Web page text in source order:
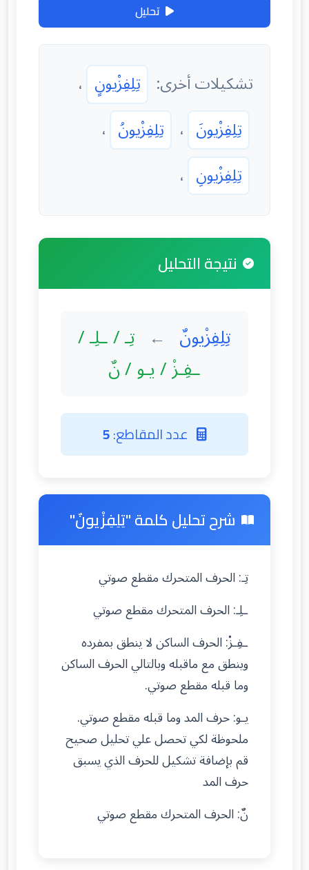
تحليل
تشكيلات أخرى: تِلِفِزْيونٍ ،
تِلِفِزْيونَ ، تِلِفِزْيونُ ،
تِلِفِزْيونِ ،
نتيجة التحليل
تِلِفِزْيونٌ ← تِـ / ـلِـ /
ـفِـزْ / يـو / نٌ
عدد المقاطع:5
شرح تحليل كلمة "تِلِفِزْيونٌ"
تِـ: الحرف المتحرك مقطع صوتي
ـلِـ: الحرف المتحرك مقطع صوتي
ـفِـزْ: الحرف الساكن لا ينطق بمفرده
وينطق مع ماقبله وبالتالي الحرف الساكن
وما قبله مقطع صوتي.
يـو: حرف المد وما قبله مقطع صوتي.
ملحوظة لكي تحصل علي تحليل صحيح
قم بإضافة تشكيل للحرف الذي يسبق
حرف المد
نٌ: الحرف المتحرك مقطع صوتي